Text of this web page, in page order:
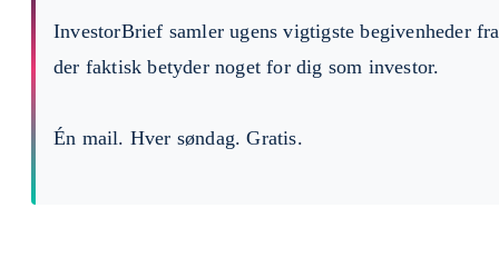
InvestorBrief samler ugens vigtigste begivenheder
der faktisk betyder noget for dig som investor.
Én mail. Hver søndag. Gratis.